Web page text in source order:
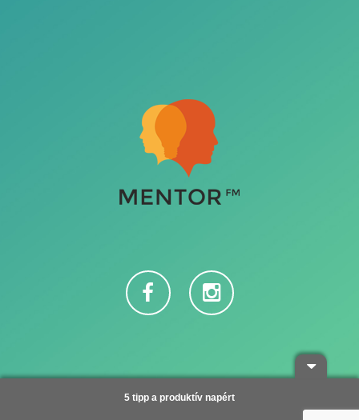
5 tipp a produktív napért
Adatvédelem